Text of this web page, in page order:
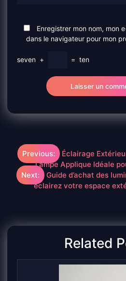
Enregistrer mon nom, mon
dans le navigateur pour mon
seven + = ten
Navigation
de
l’article
Previous:
Éclairage
Lampe Applique Idéale
Next:
Guide d’achat des
éclairez votre espace
Related